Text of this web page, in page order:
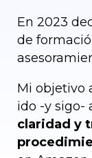
En 2023
de
Mi objetivo
ido -y sigo-
claridad y